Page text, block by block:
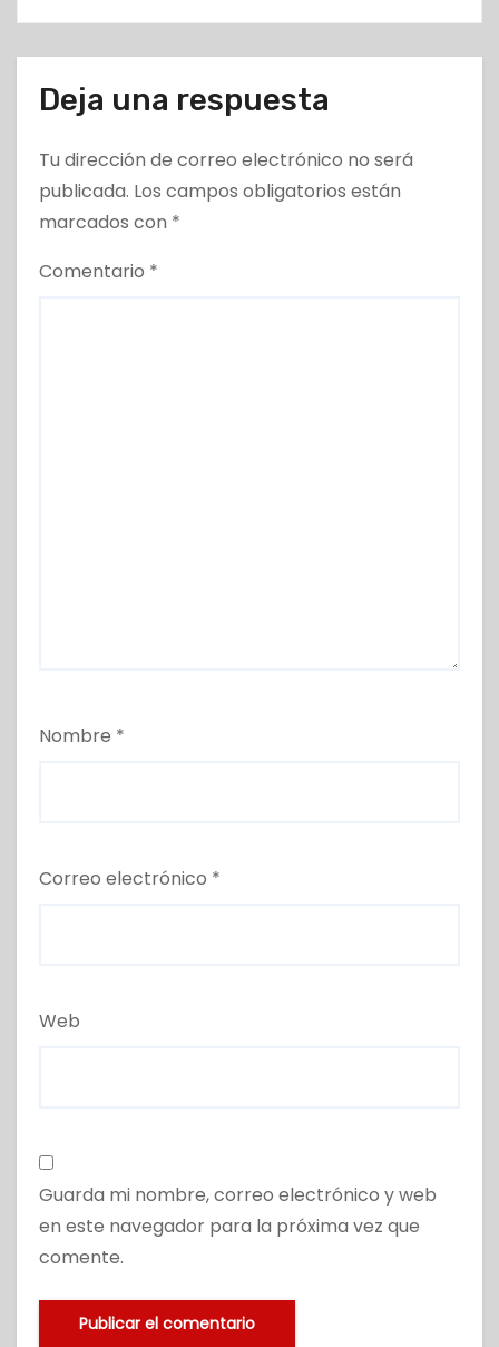
Deja una respuesta
Tu dirección de correo electrónico no será
publicada. Los campos obligatorios están
marcados con *
Comentario *
Nombre *
Correo electrónico *
Web
Guarda mi nombre, correo electrónico y web
en este navegador para la próxima vez que
comente.